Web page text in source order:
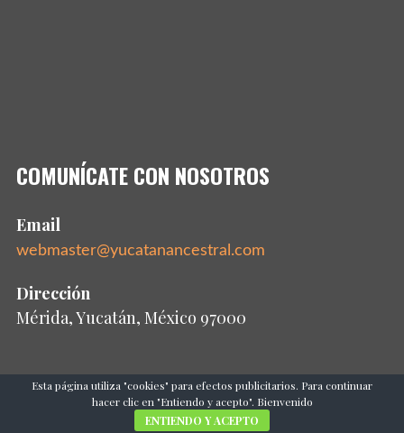
COMUNÍCATE CON NOSOTROS
Email
webmaster@yucatanancestral.com
Dirección
Mérida, Yucatán, México 97000
Esta página utiliza "cookies" para efectos publicitarios. Para continuar
hacer clic en "Entiendo y acepto". Bienvenido
ENTIENDO Y ACEPTO